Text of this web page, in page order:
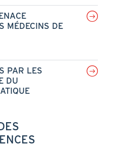
MÉDECINS DE
PAR LES
DU